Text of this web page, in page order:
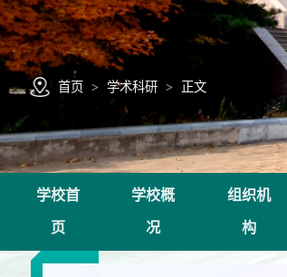
首页 > 学术科研 > 正文
学校首
页
学校概
况
组织机
构